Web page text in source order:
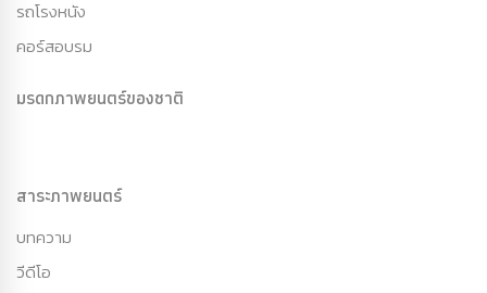
รถโรงหนัง
คอร์สอบรม
มรดกภาพยนตร์ของชาติ
สาระภาพยนตร์
บทความ
วีดีโอ